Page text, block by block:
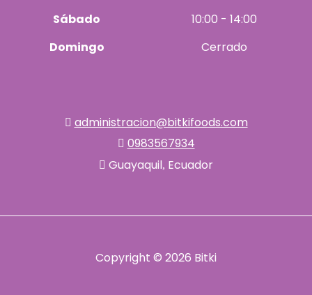
Sábado
10:00 - 14:00
Domingo
Cerrado
administracion@bitkifoods.com
0983567934
Guayaquil, Ecuador
Copyright © 2026 Bitki